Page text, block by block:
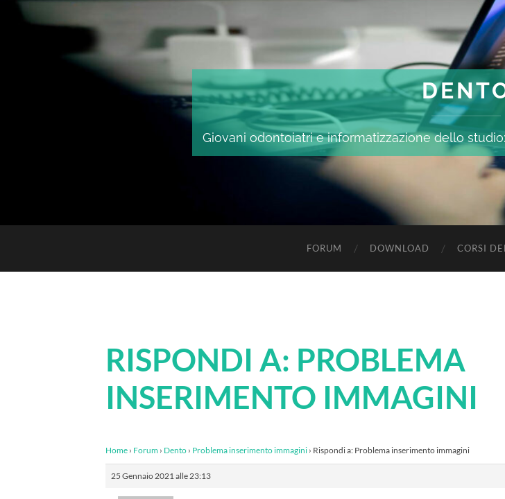
Giovani odontoiatri e informatizzazione dello
FORUM DOWNLOAD CORSI
RISPONDI A: PROBLEMA
INSERIMENTO IMMAGINI
Home › Forum › Dento › Problema inserimento immagini › Rispondi a: Problema inserimento immagini
25 Gennaio 2021 alle 23:13